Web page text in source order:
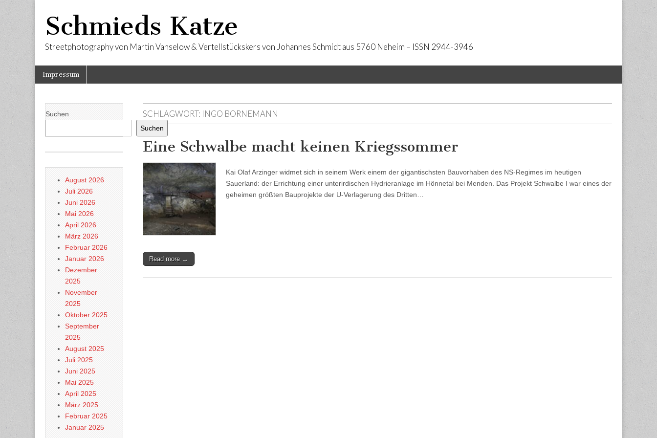
Schmieds Katze
Streetphotography von Martin Vanselow & Vertellstückskers von Johannes Schmidt aus 5760 Neheim – ISSN 2944-3946
Main
menu
Skip
Impressum
SCHLAGWORT: INGO BORNEMANN
Eine Schwalbe macht keinen Kriegssommer
Kai Olaf Arzinger widmet sich in seinem Werk einem der gigantischsten Bauvorhaben des NS-Regimes im heutigen
Sauerland: der Errichtung einer unterirdischen Hydrieranlage im Hönnetal bei Menden. Das Projekt Schwalbe I war eines der
geheimen größten Bauprojekte der U-Verlagerung des Dritten…
Read more →
Suchen
Suchen
August 2026
Juli 2026
Juni 2026
Mai 2026
April 2026
März 2026
Februar 2026
Januar 2026
Dezember
2025
November
2025
Oktober 2025
September
2025
August 2025
Juli 2025
Juni 2025
Mai 2025
April 2025
März 2025
Februar 2025
Januar 2025